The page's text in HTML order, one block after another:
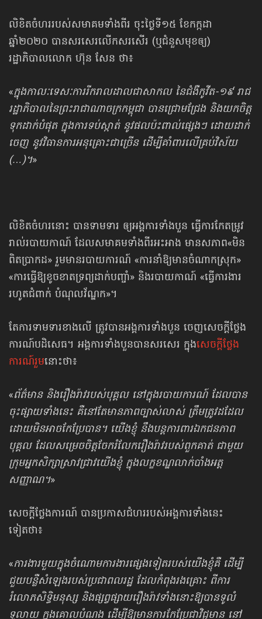
លិខិតចំហររបស់សមាគមទាំងពីរ ចុះថ្ងៃទី១៥ ខែកក្កដា
ឆ្នាំ២០២០ បានសរសេរ​លើក​សរសើរ (ឬជំនួសមុខឲ្យ)
រដ្ឋាភិបាលលោក ហ៊ុន សែន ថា៖
«ក្នុងកាលៈទេសៈ​ការរីករាលដាលជាសាកល នៃជំងឺកូវីត-១៩ រាជ
រដ្ឋាភិបាល​នៃ​ព្រះរាជាណាចក្រ​កម្ពុជា បានជ្រោមជ្រែង និងយកចិត្ត
ទុកដាក់បំផុត ក្នុងការទប់ស្កាត់ នូវផលប៉ះពាល់ផ្សេងៗ ដោយដាក់
ចេញ នូវវិធានការអនុគ្រោះជាច្រើន ដើម្បីគាំពារ​លើ​គ្រប់វិស័យ
(…)។»
លិខិតចំហរនោះ បានទាមទារ ឲ្យអង្គការទាំងបួន ធ្វើការកែតម្រូវ
រាល់របាយកាណ៍ ដែលសមាគមទាំងពីរអះអាង មានសភាព«មិន
ពិតប្រាកដ» រួមមានរបាយការណ៍ «ការនាំឱ្យមានចំណាកស្រុក»
«ការធ្វើឱ្យខូចខាតទ្រព្យដាក់បញ្ចាំ» និងរបាយកាណ៍ «ធ្វើការងារ
រហូតជំពាក់ បំណុល​វ័ណ្ឌក»។
តែការទាមទារខាងលើ ត្រូវបានអង្គការទាំងបួន ចេញសេចក្ដីថ្លែង
ការណ៍បដិសេធ។ អង្គការទាំងបួនបានសរសេរ ក្នុងសេចក្ដីថ្លែង
ការណ៍រួមនោះថា៖
«ព័ត៌​មាន និង​រឿងរ៉ាវ​របស់​បុគ្គល ​នៅ​ក្នុង​របាយការណ៍​ ដែល​បាន​
ចុះផ្សាយ​ទាំងនេះ គឺ​នៅតែ​មាន​ភាព​ច្បាស់លាស់ ​ត្រឹម​ត្រូវ​ដដែល​
ដោយ​មិនអាច​កែ​ប្រែ​បាន។ យើងខ្ញុំ នឹង​បន្ត​ការពារ​ឯកជន​ភាព
បុគ្គល​ ដែល​សម្រេច​ចិត្ត​ចែក​រំលែក​​រឿងរ៉ាវ​របស់​ពួក​គាត់​ ជាមួយ​
ក្រុម​អ្នក​សិក្សា​ស្រាវ​ជ្រាវ​យើងខ្ញុំ ក្នុង​លក្ខ​ខណ្ឌលាក់​បាំង​អត្ត​
សញ្ញាណ។»
សេចក្ដីថ្លែងការណ៍ បានប្រកាសជំហររបស់អង្គការទាំងនេះ
ទៀតថា៖
«ការងារ​មួយ​ក្នុងចំណោម​ការងារ​ផ្សេងទៀត​របស់យើង​ខ្ញុំគឺ ដើម្បី​
ជួយបន្លឺសំឡេង​របស់​ប្រជាពលរដ្ឋ ដែល​កំពុង​រងគ្រោះ ពី​ការ
រំលោភ​សិទ្ធិមនុស្ស និង​ផ្សព្វផ្សាយ​​រឿងរ៉ាវ​ទាំងនោះ​ឱ្យបានទូលំ​
ទូលាយ ក្នុង​គោល​បំណង​ ដើម្បី​ឱ្យមាន​ការកែប្រែ​ជាវិជ្ជមាន​ នៅ